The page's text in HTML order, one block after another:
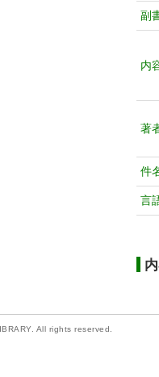
副
内
著
件
言
All rights reserved.